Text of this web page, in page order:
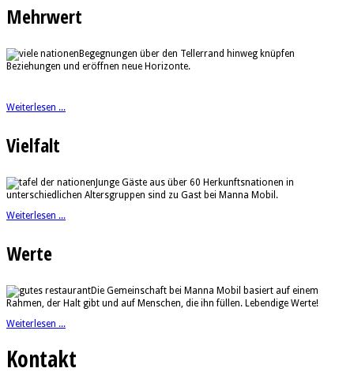
Mehrwert
Begegnungen über den Tellerrand hinweg knüpfen
Beziehungen und eröffnen neue Horizonte.
Weiterlesen ...
Vielfalt
Junge Gäste aus über 60 Herkunftsnationen in
unterschiedlichen Altersgruppen sind zu Gast bei Manna Mobil.
Weiterlesen ...
Werte
Die Gemeinschaft bei Manna Mobil basiert auf einem
Rahmen, der Halt gibt und auf Menschen, die ihn füllen. Lebendige Werte!
Weiterlesen ...
Kontakt